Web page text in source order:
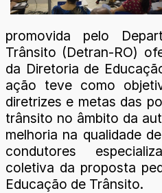
promovida pelo
Trânsito (Detran-RO)
da Diretoria de
ação teve como
diretrizes e metas das
trânsito no âmbito da
melhoria na qualidade
condutores
coletiva da proposta
Educação de Trânsito.